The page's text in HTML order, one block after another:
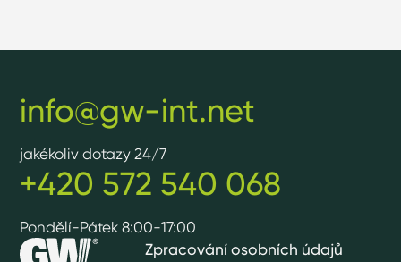
Zpracování osobních údajů
info@gw-int.net
jakékoliv dotazy 24/7
+420 572 540 068
Pondělí-Pátek 8:00-17:00